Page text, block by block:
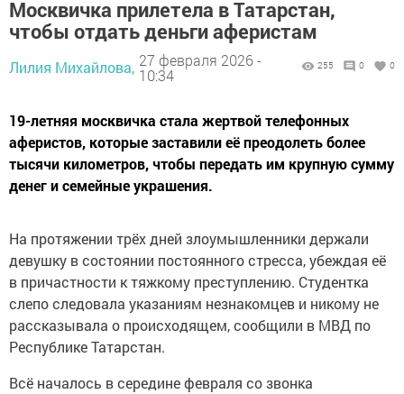
Москвичка прилетела в Татарстан,
чтобы отдать деньги аферистам
Лилия Михайлова, 27 февраля 2026 -
10:34
255 0 0
19-летняя москвичка стала жертвой телефонных
аферистов, которые заставили её преодолеть более
тысячи километров, чтобы передать им крупную сумму
денег и семейные украшения.
На протяжении трёх дней злоумышленники держали
девушку в состоянии постоянного стресса, убеждая её
в причастности к тяжкому преступлению. Студентка
слепо следовала указаниям незнакомцев и никому не
рассказывала о происходящем, сообщили в МВД по
Республике Татарстан.
Всё началось в середине февраля со звонка